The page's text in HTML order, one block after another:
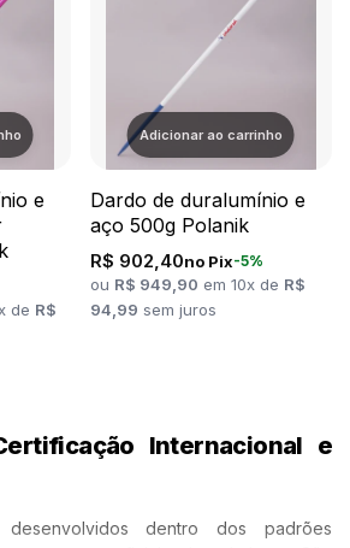
e
de R$
Dardo de duralumínio e
aço 500g Polanik
R$ 902,40no Pix-5%
ou R$ 949,90 em 10x de R$
94,99 sem juros
Internacional e
desenvolvidos dentro dos padrões